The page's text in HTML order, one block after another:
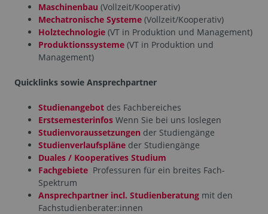
Maschinenbau (Vollzeit/Kooperativ)
Mechatronische Systeme (Vollzeit/Kooperativ)
Holztechnologie (VT in Produktion und Management)
Produktionssysteme (VT in Produktion und
Management)
Quicklinks sowie Ansprechpartner
Studienangebot des Fachbereiches
Erstsemesterinfos Wenn Sie bei uns loslegen
Studienvoraussetzungen der Studiengänge
Studienverlaufspläne der Studiengänge
Duales / Kooperatives Studium
Fachgebiete Professuren für ein breites Fach-
Spektrum
Ansprechpartner incl. Studienberatung mit den
Fachstudienberater:innen